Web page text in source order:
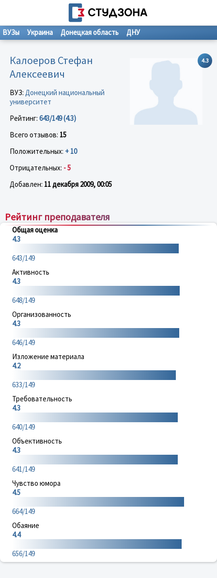
ВУЗы Украина Донецкая область ДНУ
4.3
Калоеров Стефан
Алексеевич
ВУЗ: Донецкий национальный
университет
Рейтинг: 643/149 (4.3)
Всего отзывов: 15
Положительных: + 10
Отрицательных: - 5
Добавлен: 11 декабря 2009, 00:05
Рейтинг преподавателя
Общая оценка
4.3
643/149
Активность
4.3
648/149
Организованность
4.3
646/149
Изложение материала
4.2
633/149
Требовательность
4.3
640/149
Объективность
4.3
641/149
Чувство юмора
4.5
664/149
Обаяние
4.4
656/149